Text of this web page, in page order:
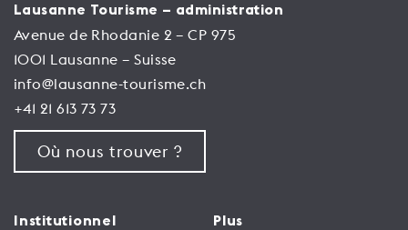
Lausanne Tourisme – administration
Avenue de Rhodanie 2 – CP 975
1001 Lausanne – Suisse
info@lausanne-tourisme.ch
+41 21 613 73 73
Où nous trouver ?
Institutionnel Plus